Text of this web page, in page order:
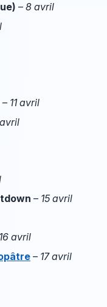
–8 avril
– 11 avril
– 15 avril
16 avril
– 17 avril